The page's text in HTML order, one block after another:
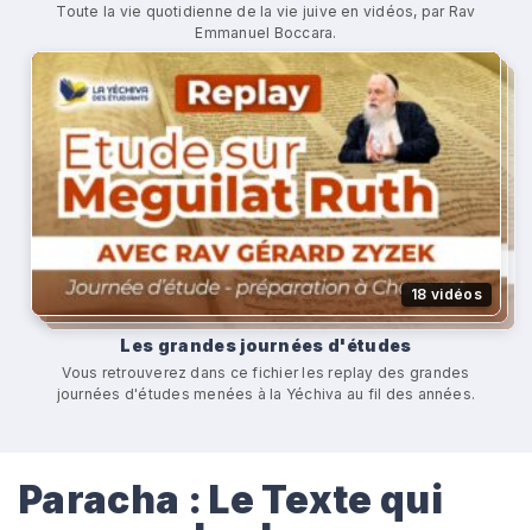
Toute la vie quotidienne de la vie juive en vidéos, par Rav
Emmanuel Boccara.
18 vidéos
Les grandes journées d'études
Vous retrouverez dans ce fichier les replay des grandes
journées d'études menées à la Yéchiva au fil des années.
Paracha : Le Texte qui